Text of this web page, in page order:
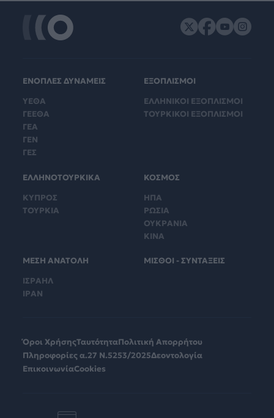
ΕΝΟΠΛΕΣ ΔΥΝΑΜΕΙΣ
ΥΕΘΑ
ΓΕΕΘΑ
ΓΕΑ
ΓΕΝ
ΓΕΣ
ΕΞΟΠΛΙΣΜΟΙ
ΕΛΛΗΝΙΚΟΙ ΕΞΟΠΛΙΣΜΟΙ
ΤΟΥΡΚΙΚΟΙ ΕΞΟΠΛΙΣΜΟΙ
ΕΛΛΗΝΟΤΟΥΡΚΙΚΑ
ΚΥΠΡΟΣ
ΤΟΥΡΚΙΑ
ΚΟΣΜΟΣ
ΗΠΑ
ΡΩΣΙΑ
ΟΥΚΡΑΝΙΑ
ΚΙΝΑ
ΜΕΣΗ ΑΝΑΤΟΛΗ
ΙΣΡΑΗΛ
ΙΡΑΝ
ΜΙΣΘΟΙ - ΣΥΝΤΑΞΕΙΣ
Όροι ΧρήσηςΤαυτότηταΠολιτική Απορρήτου
Πληροφορίες α.27 Ν.5253/2025Δεοντολογία
ΕπικοινωνίαCookies